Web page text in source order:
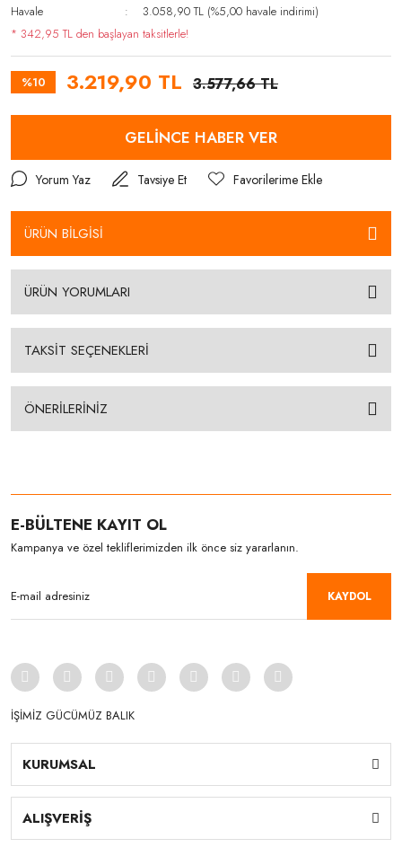
Havale
3.058,90 TL (%5,00 havale indirimi)
* 342,95 TL den başlayan taksitlerle!
%10 3.219,90 TL 3.577,66 TL
GELİNCE HABER VER
Yorum Yaz Tavsiye Et
ÜRÜN BİLGİSİ
ÜRÜN YORUMLARI
TAKSİT SEÇENEKLERİ
ÖNERİLERİNİZ
E-BÜLTENE KAYIT OL
Kampanya ve özel tekliflerimizden ilk önce siz yararlanın.
KAYDOL
İŞİMİZ GÜCÜMÜZ BALIK
KURUMSAL
ALIŞVERİŞ